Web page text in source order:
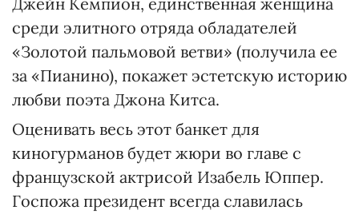
среди элитного отряда обладателей
«Золотой пальмовой ветви» (получила ее
за «Пианино), покажет эстетскую историю
любви поэта Джона Китса.
Оценивать весь этот банкет для
киногурманов будет жюри во главе с
французской актрисой Изабель Юппер.
Госпожа президент всегда славилась